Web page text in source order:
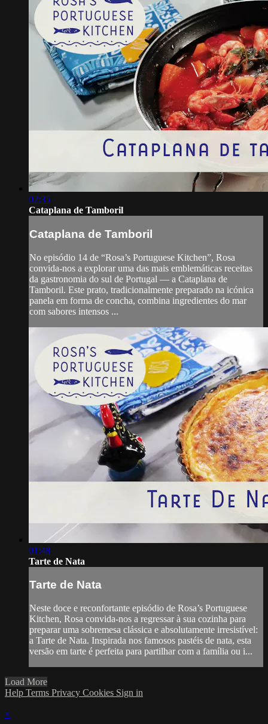
02:35
Cataplana de Tamboril
Cataplana de Tamboril
No episódio 14 de “Rosa’s Portuguese Kitchen”, Rosa
convida-nos a explorar uma das mais emblemáticas receitas
da gastronomia do sul de Portugal — a Cataplana de
Tamboril. Este prato, tradicionalmente preparado na icónica
panela em forma de concha, combina ingredientes do mar
com sabores intensos ...
01:48
Tarte de Nata
Tarte de Nata
Neste doce e reconfortante episódio de Rosa’s Portuguese
Kitchen, Rosa convida-nos a regressar à sua cozinha para
preparar uma sobremesa clássica e absolutamente irresistível:
a Tarte de Nata. Inspirada nos famosos pastéis de nata, esta
versão em tarte é perfeita para partilhar com a família ou i...
Load More
Help Terms Privacy Cookies Sign in
×